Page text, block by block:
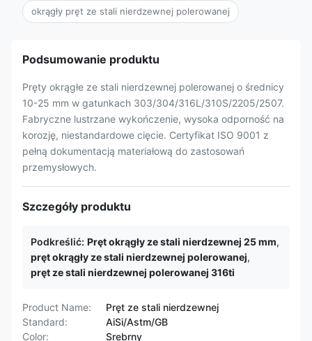
okrągły pręt ze stali nierdzewnej polerowanej
Podsumowanie produktu
Pręty okrągłe ze stali nierdzewnej polerowanej o średnicy
10-25 mm w gatunkach 303/304/316L/310S/2205/2507.
Fabryczne lustrzane wykończenie, wysoka odporność na
korozję, niestandardowe cięcie. Certyfikat ISO 9001 z
pełną dokumentacją materiałową do zastosowań
przemysłowych.
Szczegóły produktu
Podkreślić: Pręt okrągły ze stali nierdzewnej 25 mm,
pręt okrągły ze stali nierdzewnej polerowanej,
pręt ze stali nierdzewnej polerowanej 316ti
Product Name:
Pręt ze stali nierdzewnej
Standard:
AiSi/Astm/GB
Color:
Srebrny